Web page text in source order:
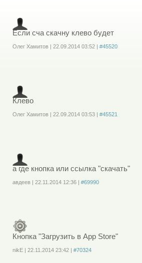
Если сча скачну клево будет
Олег Хамитов| 22.09.2014 03:52| #45520
Клево
Олег Хамитов| 22.09.2014 03:53| #45521
а где кнопка или ссылка "скачать"
авдеев | 22.11.2014 12:36| #69990
Кнопка "Загрузить в App Store"
nikE| 22.11.2014 23:42| #70324